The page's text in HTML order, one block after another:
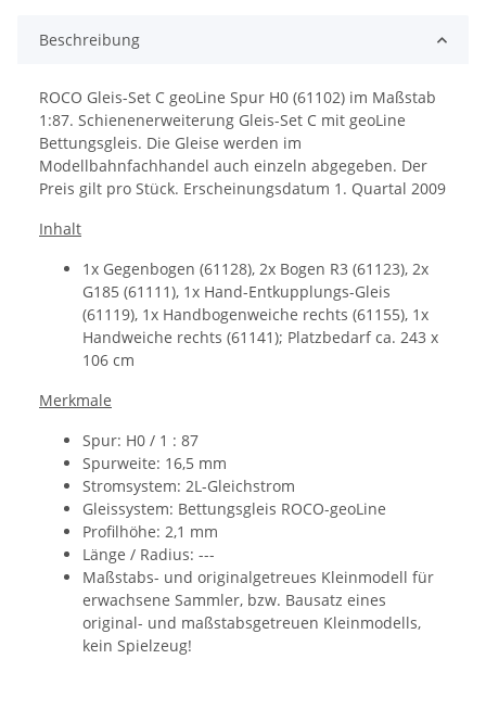
Beschreibung
ROCO Gleis-Set C geoLine Spur H0 (61102) im Maßstab
1:87. Schienenerweiterung Gleis-Set C mit geoLine
Bettungsgleis. Die Gleise werden im
Modellbahnfachhandel auch einzeln abgegeben. Der
Preis gilt pro Stück. Erscheinungsdatum 1. Quartal 2009
Inhalt
1x Gegenbogen (61128), 2x Bogen R3 (61123), 2x
G185 (61111), 1x Hand-Entkupplungs-Gleis
(61119), 1x Handbogenweiche rechts (61155), 1x
Handweiche rechts (61141); Platzbedarf ca. 243 x
106 cm
Merkmale
Spur: H0 / 1 : 87
Spurweite: 16,5 mm
Stromsystem: 2L-Gleichstrom
Gleissystem: Bettungsgleis ROCO-geoLine
Profilhöhe: 2,1 mm
Länge / Radius: ---
Maßstabs- und originalgetreues Kleinmodell für
erwachsene Sammler, bzw. Bausatz eines
original- und maßstabsgetreuen Kleinmodells,
kein Spielzeug!